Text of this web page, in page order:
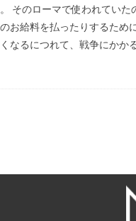
そのローマで使われてい
お給料を払ったりするた
なるにつれて、戦争にかか